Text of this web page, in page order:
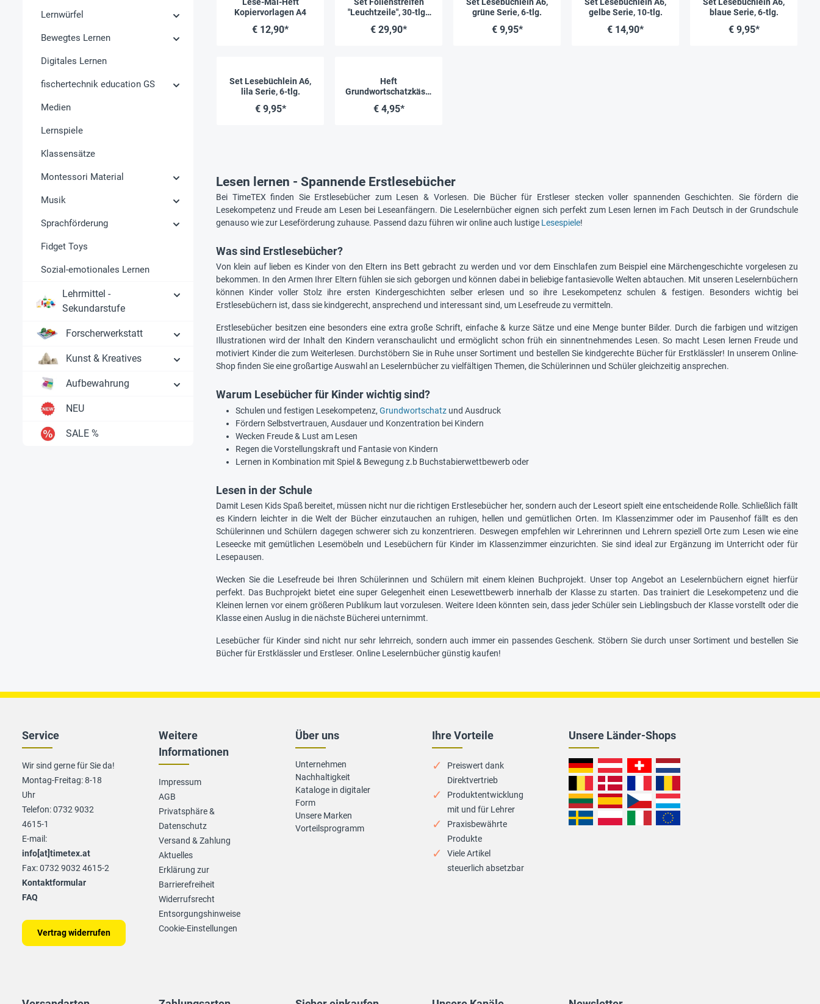
Lernwürfel
Bewegtes Lernen
Digitales Lernen
fischertechnik education GS
Medien
Lernspiele
Klassensätze
Montessori Material
Musik
Sprachförderung
Fidget Toys
Sozial-emotionales Lernen
Lehrmittel -
Sekundarstufe
Forscherwerkstatt
Kunst & Kreatives
Aufbewahrung
NEU
SALE %
Kopiervorlagen A4
€ 12,90*
"Leuchtzeile", 30-tlg.,
€ 29,90*
grüne Serie, 6-tlg.
€ 9,95*
gelbe Serie, 10-tlg.
€ 14,90*
blaue Serie, 6-tlg.
€ 9,95*
Set Lesebüchlein A6,
lila Serie, 6-tlg.
€ 9,95*
Heft
Grundwortschatzkästc
€ 4,95*
Lesen lernen - Spannende Erstlesebücher
Bei TimeTEX finden Sie Erstlesebücher zum Lesen & Vorlesen. Die Bücher für Erstleser stecken voller spannenden Geschichten. Sie fördern die
Lesekompetenz und Freude am Lesen bei Leseanfängern. Die Leselernbücher eignen sich perfekt zum Lesen lernen im Fach Deutsch in der Grundschule
genauso wie zur Leseförderung zuhause. Passend dazu führen wir online auch lustige Lesespiele!
Was sind Erstlesebücher?
Von klein auf lieben es Kinder von den Eltern ins Bett gebracht zu werden und vor dem Einschlafen zum Beispiel eine Märchengeschichte vorgelesen zu
bekommen. In den Armen Ihrer Eltern fühlen sie sich geborgen und können dabei in beliebige fantasievolle Welten abtauchen. Mit unseren Leselernbüchern
können Kinder voller Stolz ihre ersten Kindergeschichten selber erlesen und so ihre Lesekompetenz schulen & festigen. Besonders wichtig bei
Erstlesebüchern ist, dass sie kindgerecht, ansprechend und interessant sind, um Lesefreude zu vermitteln.
Erstlesebücher besitzen eine besonders eine extra große Schrift, einfache & kurze Sätze und eine Menge bunter Bilder. Durch die farbigen und witzigen
Illustrationen wird der Inhalt den Kindern veranschaulicht und ermöglicht schon früh ein sinnentnehmendes Lesen. So macht Lesen lernen Freude und
motiviert Kinder die zum Weiterlesen. Durchstöbern Sie in Ruhe unser Sortiment und bestellen Sie kindgerechte Bücher für Erstklässler! In unserem Online-
Shop finden Sie eine großartige Auswahl an Leselernbücher zu vielfältigen Themen, die Schülerinnen und Schüler gleichzeitig ansprechen.
Warum Lesebücher für Kinder wichtig sind?
Schulen und festigen Lesekompetenz, Grundwortschatz und Ausdruck
Fördern Selbstvertrauen, Ausdauer und Konzentration bei Kindern
Wecken Freude & Lust am Lesen
Regen die Vorstellungskraft und Fantasie von Kindern
Lernen in Kombination mit Spiel & Bewegung z.b Buchstabierwettbewerb oder
Lesen in der Schule
Damit Lesen Kids Spaß bereitet, müssen nicht nur die richtigen Erstlesebücher her, sondern auch der Leseort spielt eine entscheidende Rolle. Schließlich fällt
es Kindern leichter in die Welt der Bücher einzutauchen an ruhigen, hellen und gemütlichen Orten. Im Klassenzimmer oder im Pausenhof fällt es den
Schülerinnen und Schülern dagegen schwerer sich zu konzentrieren. Deswegen empfehlen wir Lehrerinnen und Lehrern speziell Orte zum Lesen wie eine
Leseecke mit gemütlichen Lesemöbeln und Lesebüchern für Kinder im Klassenzimmer einzurichten. Sie sind ideal zur Ergänzung im Unterricht oder für
Lesepausen.
Wecken Sie die Lesefreude bei Ihren Schülerinnen und Schülern mit einem kleinen Buchprojekt. Unser top Angebot an Leselernbüchern eignet hierfür
perfekt. Das Buchprojekt bietet eine super Gelegenheit einen Lesewettbewerb innerhalb der Klasse zu starten. Das trainiert die Lesekompetenz und die
Kleinen lernen vor einem größeren Publikum laut vorzulesen. Weitere Ideen könnten sein, dass jeder Schüler sein Lieblingsbuch der Klasse vorstellt oder die
Klasse einen Auslug in die nächste Bücherei unternimmt.
Lesebücher für Kinder sind nicht nur sehr lehrreich, sondern auch immer ein passendes Geschenk. Stöbern Sie durch unser Sortiment und bestellen Sie
Bücher für Erstklässler und Erstleser. Online Leselernbücher günstig kaufen!
Ihre Vorteile
Preiswert dank
Direktvertrieb
Produktentwicklung
mit und für Lehrer
Praxisbewährte
Produkte
Viele Artikel
steuerlich absetzbar
Unsere Länder-Shops
Über uns
Unternehmen
Nachhaltigkeit
Kataloge in digitaler
Form
Unsere Marken
Vorteilsprogramm
Service
Wir sind gerne für Sie da!
Montag-Freitag: 8-18
Uhr
Telefon: 0732 9032
4615-1
E-mail:
info[at]timetex.at
Fax: 0732 9032 4615-2
Kontaktformular
FAQ
Vertrag widerrufen
Weitere
Informationen
Impressum
AGB
Privatsphäre &
Datenschutz
Versand & Zahlung
Aktuelles
Erklärung zur
Barrierefreiheit
Widerrufsrecht
Entsorgungshinweise
Cookie-Einstellungen